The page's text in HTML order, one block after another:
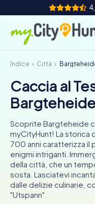
Come funziona
Città
Tour
Team Building
Biglietti
INT AT
Indice Città
Caccia al
Scoprite Bargteheide
myCityHunt! La storica
700 anni caratterizza il
enigmi intriganti.
della città, che un
sosta. Lasciatevi
dalle delizie culinarie,
"Utspann".